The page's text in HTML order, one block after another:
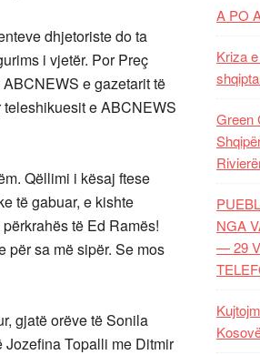
dhjetoriste do ta
i vjetër. Por Preç
e gazetarit të
e ABCNEWS
Qëllimi i kësaj ftese
të gabuar, e kishte
të Ed Ramës!
për sa më sipër. Se mos
gjatë orëve të Sonila
Topalli me Ditmir
A PO
Kriza
Green
NGA
— 29